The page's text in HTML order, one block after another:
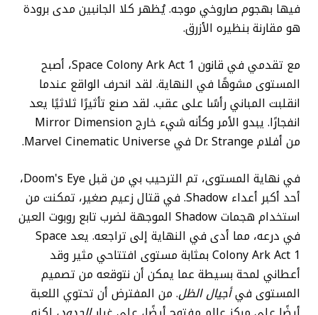
فيها بهجوم صاروخي موجه. يُظهر كلا الجانبين مدى برودة
هو مقارنة بنظيره الأزرق.
مع تقدمي في قانون Space Colony Ark Act 1، أصبح
المستوى مشوهًا في النهاية. لقد انحرف الواقع عندما
انقلبت المباني رأسًا على عقب. لقد صنع تأثيرًا ثلاثيًا يعد
انفجارًا. يبدو الأمر وكأنه شيء خارج Mirror Dimension
من أفلام Dr. Strange في Marvel Cinematic Universe.
في نهاية المستوى، تم الترحيب بي من قبل Doom's Eye،
أحد أكبر أعداء Shadow. في قتال زعيم صغير، تمكنت من
استخدام هجمات Shadow الموجهة لضرب تابع روبوت العين
في درعه، مما أدى في النهاية إلى تراجعه. يعد Space
Colony Ark Act 1 بمثابة مستوى افتتاحي مثير وقد
أعطاني لمحة بسيطة عما يمكن أن نتوقعه من تصميم
المستوى فيأجيال الظل. من المفترض أن تحتوي اللعبة